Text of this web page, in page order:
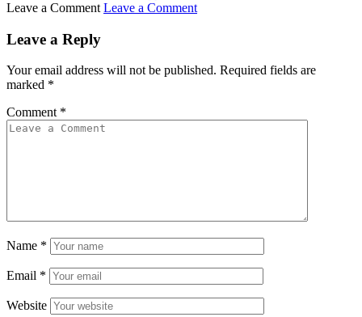
Leave a Comment Leave a Comment
Leave a Reply
Your email address will not be published. Required fields are
marked *
Comment *
Name *
Email *
Website